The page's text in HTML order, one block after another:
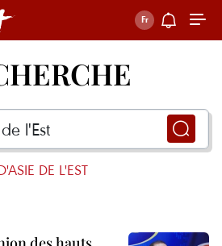
DE L'EST